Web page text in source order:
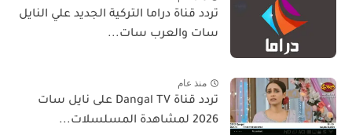
تردد قناة دراما التركية الجديد علي النايل
سات والعرب سات...
منذ عام
تردد قناة Dangal TV على نايل سات
2026 لمشاهدة المسلسلات...